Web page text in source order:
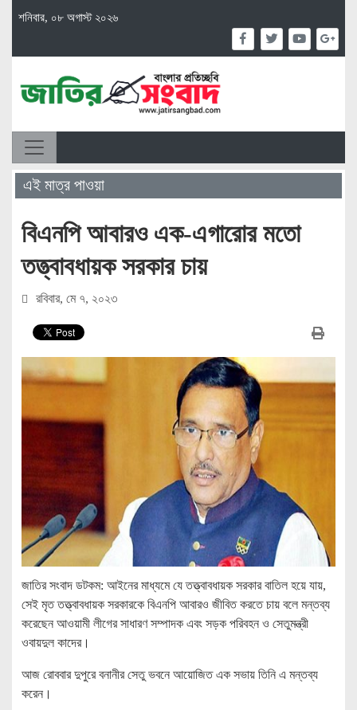
শনিবার, ০৮ অগাস্ট ২০২৬
এই মাত্র পাওয়া
বিএনপি আবারও এক-এগারোর মতো
তত্ত্বাবধায়ক সরকার চায়
রবিবার, মে ৭, ২০২৩
জাতির সংবাদ ডটকম: আইনের মাধ্যমে যে তত্ত্বাবধায়ক সরকার বাতিল হয়ে যায়,
সেই মৃত তত্ত্বাবধায়ক সরকারকে বিএনপি আবারও জীবিত করতে চায় বলে মন্তব্য
করেছেন আওয়ামী লীগের সাধারণ সম্পাদক এবং সড়ক পরিবহন ও সেতুমন্ত্রী
ওবায়দুল কাদের।
আজ রোববার দুপুরে বনানীর সেতু ভবনে আয়োজিত এক সভায় তিনি এ মন্তব্য
করেন।